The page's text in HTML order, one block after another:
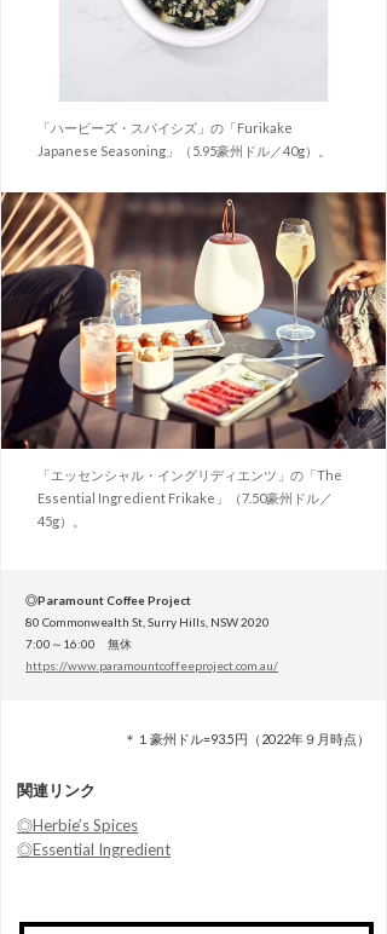
「ハービーズ・スパイシズ」の「Furikake
Japanese Seasoning」（5.95豪州ドル／40g）。
「エッセンシャル・イングリディエンツ」の「The
Essential Ingredient Frikake」（7.50豪州ドル／
45g）。
◎Paramount Coffee Project
80 Commonwealth St, Surry Hills, NSW 2020
7:00～16:00 無休
https://www.paramountcoffeeproject.com.au/
＊１豪州ドル=93.5円（2022年９月時点）
関連リンク
◎Herbie’s Spices
◎Essential Ingredient